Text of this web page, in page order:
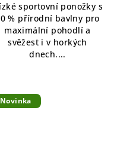
z
5
hvězdiček.
sportovní ponožky s
% přírodní bavlny pro
maximální pohodlí a
svěžest i v horkých
dnech....
Novinka